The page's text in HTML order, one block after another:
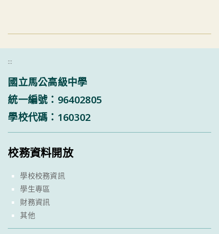
:::
國立馬公高級中學
統一編號：96402805
學校代碼：160302
校務資料開放
學校校務資訊
學生專區
財務資訊
其他